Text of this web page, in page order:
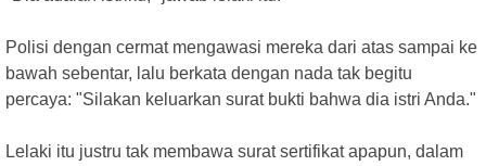
Polisi dengan cermat mengawasi mereka dari atas sampai ke
bawah sebentar, lalu berkata dengan nada tak begitu
percaya: "Silakan keluarkan surat bukti bahwa dia istri Anda."
Lelaki itu justru tak membawa surat sertifikat apapun, dalam